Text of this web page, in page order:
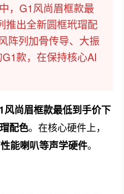
，G1风尚眉框款最
推出全新圆框玳瑁配
阵列加骨传导、大振
款，在保持核心AI
风尚眉框款最低到手价下
配色。在核心硬件上，
能喇叭等声学硬件。